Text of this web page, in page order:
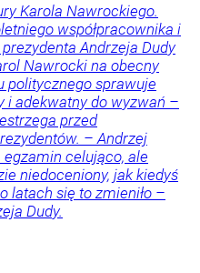
Karola Nawrockiego.
współpracownika i
Andrzeja Dudy
Nawrocki na obecny
politycznego sprawuje
i adekwatny do wyzwań –
przed
– Andrzej
egzamin celująco, ale
niedoceniony, jak kiedyś
latach się to zmieniło –
Dudy.